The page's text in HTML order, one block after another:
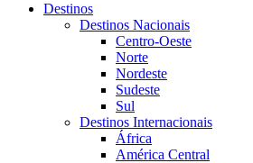
Destinos
Destinos Nacionais
Centro-Oeste
Norte
Nordeste
Sudeste
Sul
Destinos Internacionais
África
América Central